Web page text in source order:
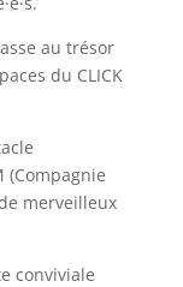
au trésor
du CLICK
(Compagnie
merveilleux
conviviale